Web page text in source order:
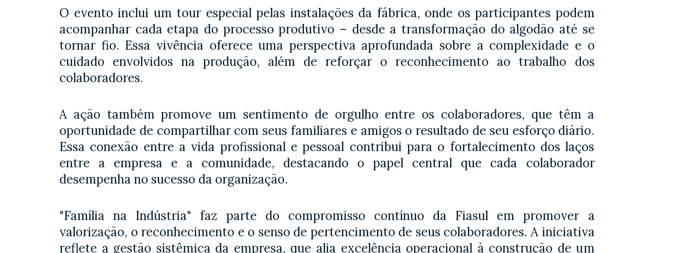
O evento inclui um tour especial pelas instalações da fábrica, onde os participantes podem
acompanhar cada etapa do processo produtivo – desde a transformação do algodão até se
tornar fio. Essa vivência oferece uma perspectiva aprofundada sobre a complexidade e o
cuidado envolvidos na produção, além de reforçar o reconhecimento ao trabalho dos
colaboradores.
A ação também promove um sentimento de orgulho entre os colaboradores, que têm a
oportunidade de compartilhar com seus familiares e amigos o resultado de seu esforço diário.
Essa conexão entre a vida profissional e pessoal contribui para o fortalecimento dos laços
entre a empresa e a comunidade, destacando o papel central que cada colaborador
desempenha no sucesso da organização.
"Família na Indústria" faz parte do compromisso contínuo da Fiasul em promover a
valorização, o reconhecimento e o senso de pertencimento de seus colaboradores. A iniciativa
reflete a gestão sistêmica da empresa, que alia excelência operacional à construção de um